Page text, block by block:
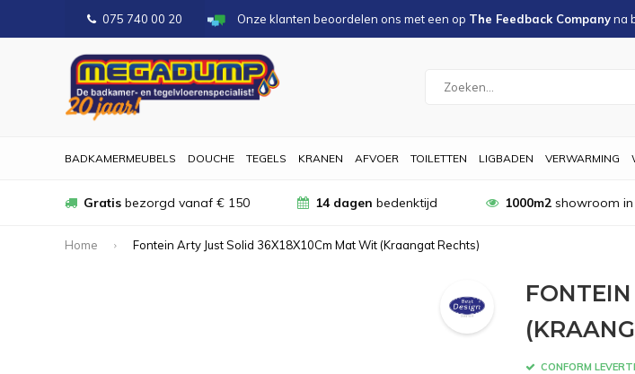
075 740 00 20 Onze klanten beoordelen ons met een op The Feedback Companyna
BADKAMERMEUBELS DOUCHE TEGELS KRANEN AFVOER TOILETTEN LIGBADEN VERWARMING
Gratis bezorgd vanaf € 150 14 dagen bedenktijd 1000m2showroom in
Home Fontein Arty Just Solid 36X18X10Cm Mat Wit (Kraangat Rechts)
CONFORM